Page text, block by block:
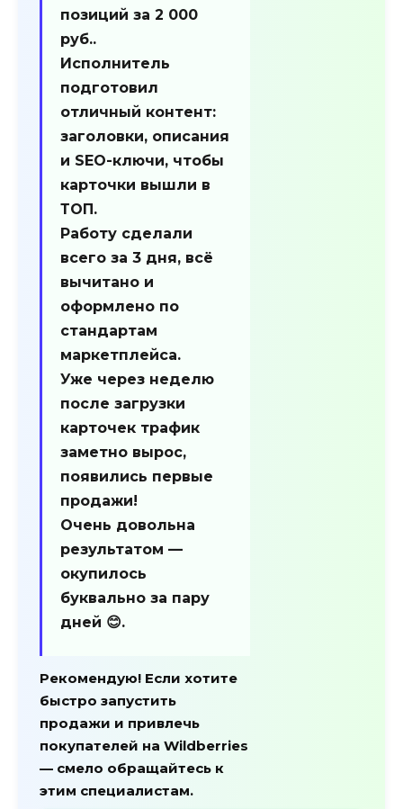
позиций за 2 000
руб..
Исполнитель
подготовил
отличный контент:
заголовки, описания
и SEO-ключи, чтобы
карточки вышли в
ТОП.
Работу сделали
всего за 3 дня, всё
вычитано и
оформлено по
стандартам
маркетплейса.
Уже через неделю
после загрузки
карточек трафик
заметно вырос,
появились первые
продажи!
Очень довольна
результатом —
окупилось
буквально за пару
дней 😊.
Рекомендую! Если хотите
быстро запустить
продажи и привлечь
покупателей на Wildberries
— смело обращайтесь к
этим специалистам.